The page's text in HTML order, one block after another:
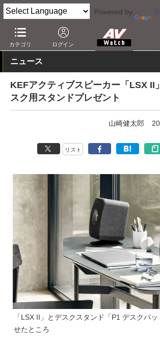
Powered by
カテゴリ ログイン
AV Watch 製品 オーディオスピーカー
ニュース
KEFアクティブスピーカー「LSX II
スク用スタンドプレゼント
山崎健太郎
リスト
「LSX II」とデスクスタンド「P1 デスクパ
せたところ